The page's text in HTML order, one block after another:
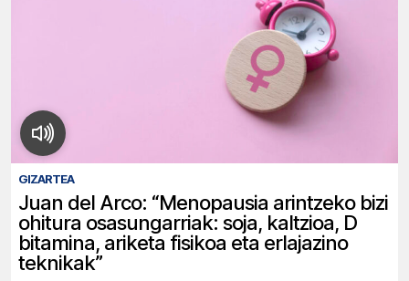
GIZARTEA
Juan del Arco: “Menopausia arintzeko bizi
ohitura osasungarriak: soja, kaltzioa, D
bitamina, ariketa fisikoa eta erlajazino
teknikak”